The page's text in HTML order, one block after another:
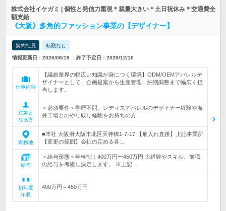
株式会社イケガミ | 個性と発信力重視＊裁量大きい＊土日祝休み＊交通費全
額支給
《大阪》多角的ファッション事業の【デザイナー】
契約社員 転勤なし
情報更新日：2026/06/19 終了予定日：2026/12/10
仕事内容
【繊維業界の幅広い知識が身につく環境】ODM/OEMアパレルデ
ザイナーとして、企画提案から生産管理、納期調整まで幅広く担
当します。
対象と
なる方
＜必須要件＞学歴不問、レディスアパレルのデザイナー経験や海
外工場とのやり取り経験をお持ちの方
勤務地
■本社 大阪府大阪市北区天神橋1‐7‐17 【雇入れ直後】上記事業所
【変更の範囲】会社の定める各…
給与
＜給与形態＞年棒制：400万円〜450万円 ※経験やスキル、前職
の給与を考慮し決定します。 ※上記…
初年度
年収
400万円～450万円